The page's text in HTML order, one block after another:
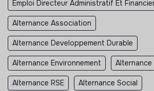
Emploi Directeur Administratif Et
Alternance Association
Alternance Developpement Durable
Alternance Environnement Alternance
Alternance RSE Alternance Social